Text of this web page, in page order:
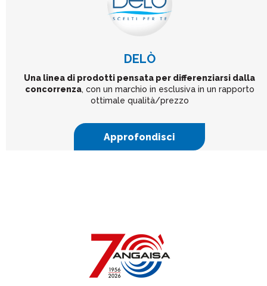
DELÒ
Una linea di prodotti pensata per differenziarsi dalla
concorrenza, con un marchio in esclusiva in un rapporto
ottimale qualità/prezzo
Approfondisci